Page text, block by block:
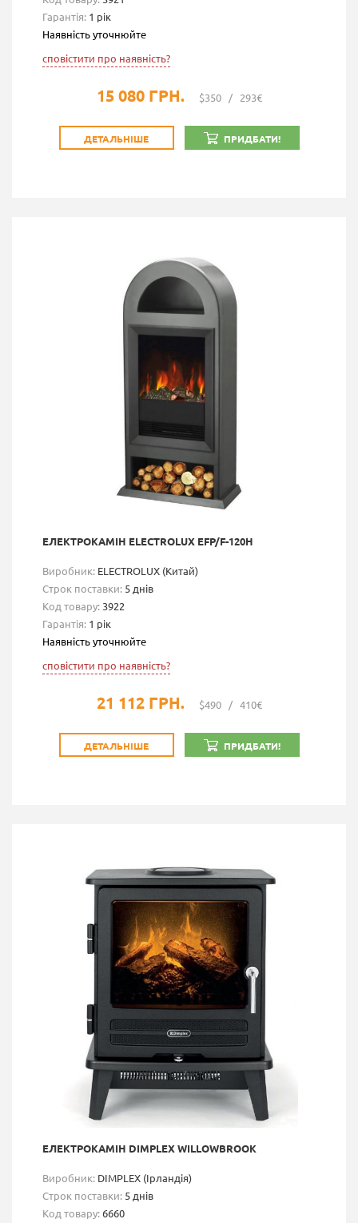
Гарантія: 1 рік
Наявність уточнюйте
сповістити про наявність?
15 080 ГРН. $350 / 293€
ДЕТАЛЬНІШЕ ПРИДБАТИ!
ЕЛЕКТРОКАМІН ELECTROLUX EFP/F-120H
Виробник: ELECTROLUX (Китай)
Строк поставки: 5 днів
Код товару: 3922
Гарантія: 1 рік
Наявність уточнюйте
сповістити про наявність?
21 112 ГРН. $490 / 410€
ДЕТАЛЬНІШЕ ПРИДБАТИ!
ЕЛЕКТРОКАМІН DIMPLEX WILLOWBROOK
Виробник: DIMPLEX (Ірландія)
Строк поставки: 5 днів
Код товару:6660